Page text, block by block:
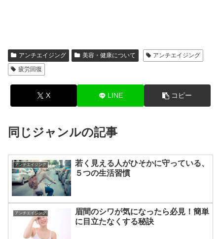
アンチエイジング 美容・健康について
アンチエイジング
疲労回復
X LINE コピー
同じジャンルの記事
アンチエイジング
若く見える人がひそかに守っている、
５つの生活習慣
アンチエイジング
眉間のシワが気になったら必見！簡単
に目立たなくする秘訣